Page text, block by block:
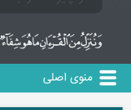
منوی اصلی